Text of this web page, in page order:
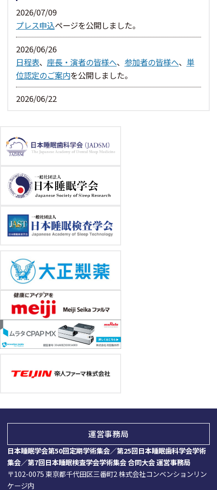
2026/07/09
プレス申込ページを公開しました。
2026/06/26
日程表、 座長・演者の皆様へ、 参加者の皆様へ、 単
位認定のご案内を公開しました。
2026/06/22
2026/06/03
2026/05/27
宿泊案内ページを公開しました。
2026/05/26
参加登録ページを公開しました。
2026/05/18
予定プログラム（5.15現在）
2026/05/15
一般演題 採択結果を掲載しました。
2026/04/28
CBT-Iセミナーページ、市民公開講座
2026/03/23
を締切りました。
2026/02/12
演題募集期間を延長しました。
運営事務局
日本睡眠学会第50回定期学術集会／第25回日本睡眠歯科学会学術
集会／第7回日本睡眠検査学会学術集会 合同大会 運営事務局
〒102-0075 東京都千代田区三番町2 株式会社コンベンションリン
ケージ内